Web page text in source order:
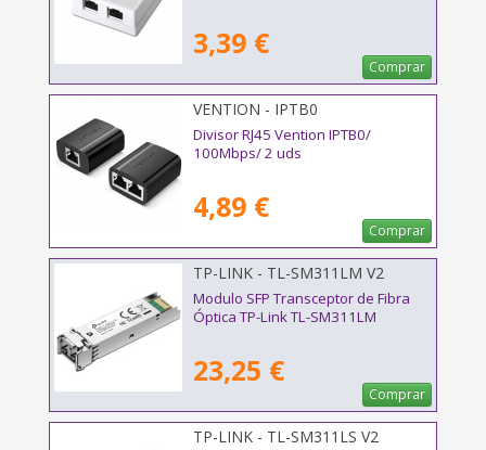
3,39 €
Comprar
VENTION - IPTB0
Divisor RJ45 Vention IPTB0/
100Mbps/ 2 uds
4,89 €
Comprar
TP-LINK - TL-SM311LM V2
Modulo SFP Transceptor de Fibra
Óptica TP-Link TL-SM311LM
23,25 €
Comprar
TP-LINK - TL-SM311LS V2